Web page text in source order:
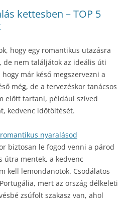
kettesben – TOP 5
hogy egy romantikus utazásra
de nem találjátok az ideális úti
már késő megszervezni a
még, de a tervezéskor tanácsos
előtt tartani, például szíved
kedvenc időtöltését.
romantikus nyaralásod
biztosan le fogod venni a párod
útra mentek, a kedvenc
kell lemondanotok. Csodálatos
mert az ország délkeleti
zsúfolt szakasz van, ahol